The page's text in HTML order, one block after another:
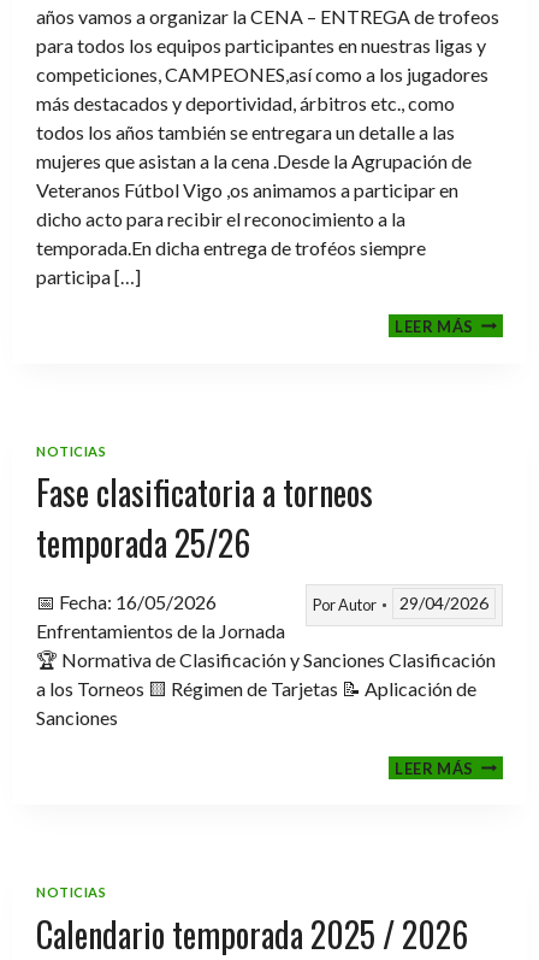
años vamos a organizar la CENA – ENTREGA de trofeos
para todos los equipos participantes en nuestras ligas y
competiciones, CAMPEONES,así como a los jugadores
más destacados y deportividad, árbitros etc., como
todos los años también se entregara un detalle a las
mujeres que asistan a la cena .Desde la Agrupación de
Veteranos Fútbol Vigo ,os animamos a participar en
dicho acto para recibir el reconocimiento a la
temporada.En dicha entrega de troféos siempre
participa […]
LEER MÁSCENA-
NOTICIAS
Fase clasificatoria a torneos
temporada 25/26
PorAutor 29/04/2026
📅 Fecha: 16/05/2026
Enfrentamientos de la Jornada
🏆 Normativa de Clasificación y Sanciones Clasificación
a los Torneos 🟨 Régimen de Tarjetas 📝 Aplicación de
Sanciones
LEER MÁSFASE
NOTICIAS
Calendario temporada 2025 / 2026